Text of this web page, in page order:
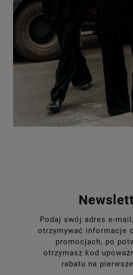
Podaj swój adres e-
otrzymywać informacje
promocjach, po
otrzymasz kod
rabatu na